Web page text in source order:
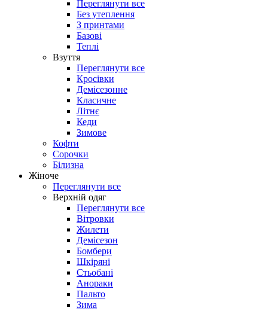
Переглянути все
Без утеплення
З принтами
Базові
Теплі
Взуття
Переглянути все
Кросівки
Демісезонне
Класичне
Літнє
Кеди
Зимове
Кофти
Сорочки
Білизна
Жіноче
Переглянути все
Верхній одяг
Переглянути все
Вітровки
Жилети
Демісезон
Бомбери
Шкіряні
Стьобані
Анораки
Пальто
Зима